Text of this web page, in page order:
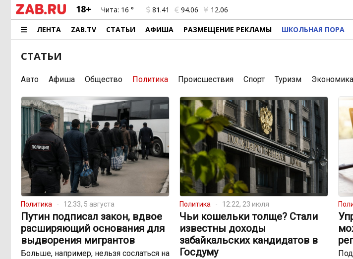
18+ Чита: 16 ° 81.41 94.06 12.06
ЛЕНТА ZAB.TV СТАТЬИ АФИША РАЗМЕЩЕНИЕ РЕКЛАМЫ ШКОЛЬНАЯ ПОРА
СТАТЬИ
Авто Афиша Общество Политика Происшествия Спорт Туризм Экономика
Политика 12:33, 5 августа
Путин подписал закон, вдвое
расширяющий основания для
выдворения мигрантов
Больше, например, нельзя сослаться на
Политика 12:22, 23 июля
Чьи кошельки толще? Стали
известны доходы
забайкальских кандидатов в
Госдуму